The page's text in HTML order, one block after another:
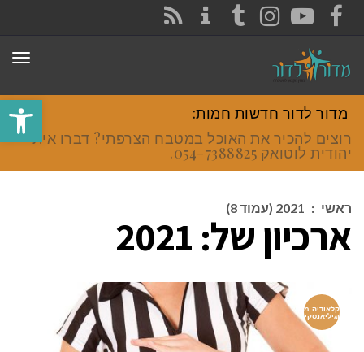
פתח
FACEBOOK
YOUTUBE
INSTAGRAM
TUMBLR
מדור לדור חדשות חמות:
רוצים להכיר את האוכל במטבח הצרפתי? דברו איתי
יהודית לוטואק 054-7388825.
ראשי : 2021 (עמוד 8)
ארכיון של: 2021
קלאודיה מ
וגיליאנסקי